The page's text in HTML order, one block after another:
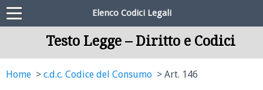
Elenco Codici Legali
Testo Legge – Diritto e Codici
Home c.d.c. Codice del Consumo Art. 146